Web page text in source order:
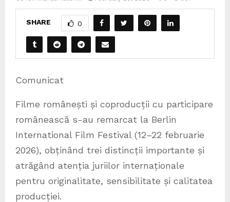
SHARE 0
Comunicat
Filme românești și coproducții cu participare
românească s-au remarcat la Berlin
International Film Festival (12–22 februarie
2026), obținând trei distincții importante și
atrăgând atenția juriilor internaționale
pentru originalitate, sensibilitate și calitatea
producției.